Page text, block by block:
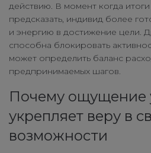
действию. В момент когда
предсказать, индивид более
и энергию в достижение цели.
способна блокировать
может определить баланс
предпринимаемых шагов.
Почему ощущение
укрепляет веру в
возможности